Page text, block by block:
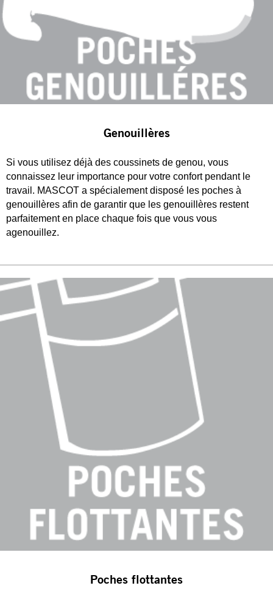
Genouillères
Si vous utilisez déjà des coussinets de genou, vous
connaissez leur importance pour votre confort pendant le
travail. MASCOT a spécialement disposé les poches à
genouillères afin de garantir que les genouillères restent
parfaitement en place chaque fois que vous vous
agenouillez.
Poches flottantes